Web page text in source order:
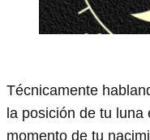
Técnicamente
la posición de tu
momento de tu